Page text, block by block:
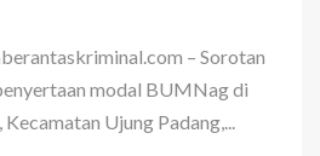
– Sorotan
modal BUMNag di
Ujung Padang,...